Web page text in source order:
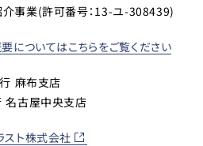
事業(許可番号：13-ユ-308439)
についてはこちらをご覧ください
麻布支店
名古屋中央支店
スト株式会社